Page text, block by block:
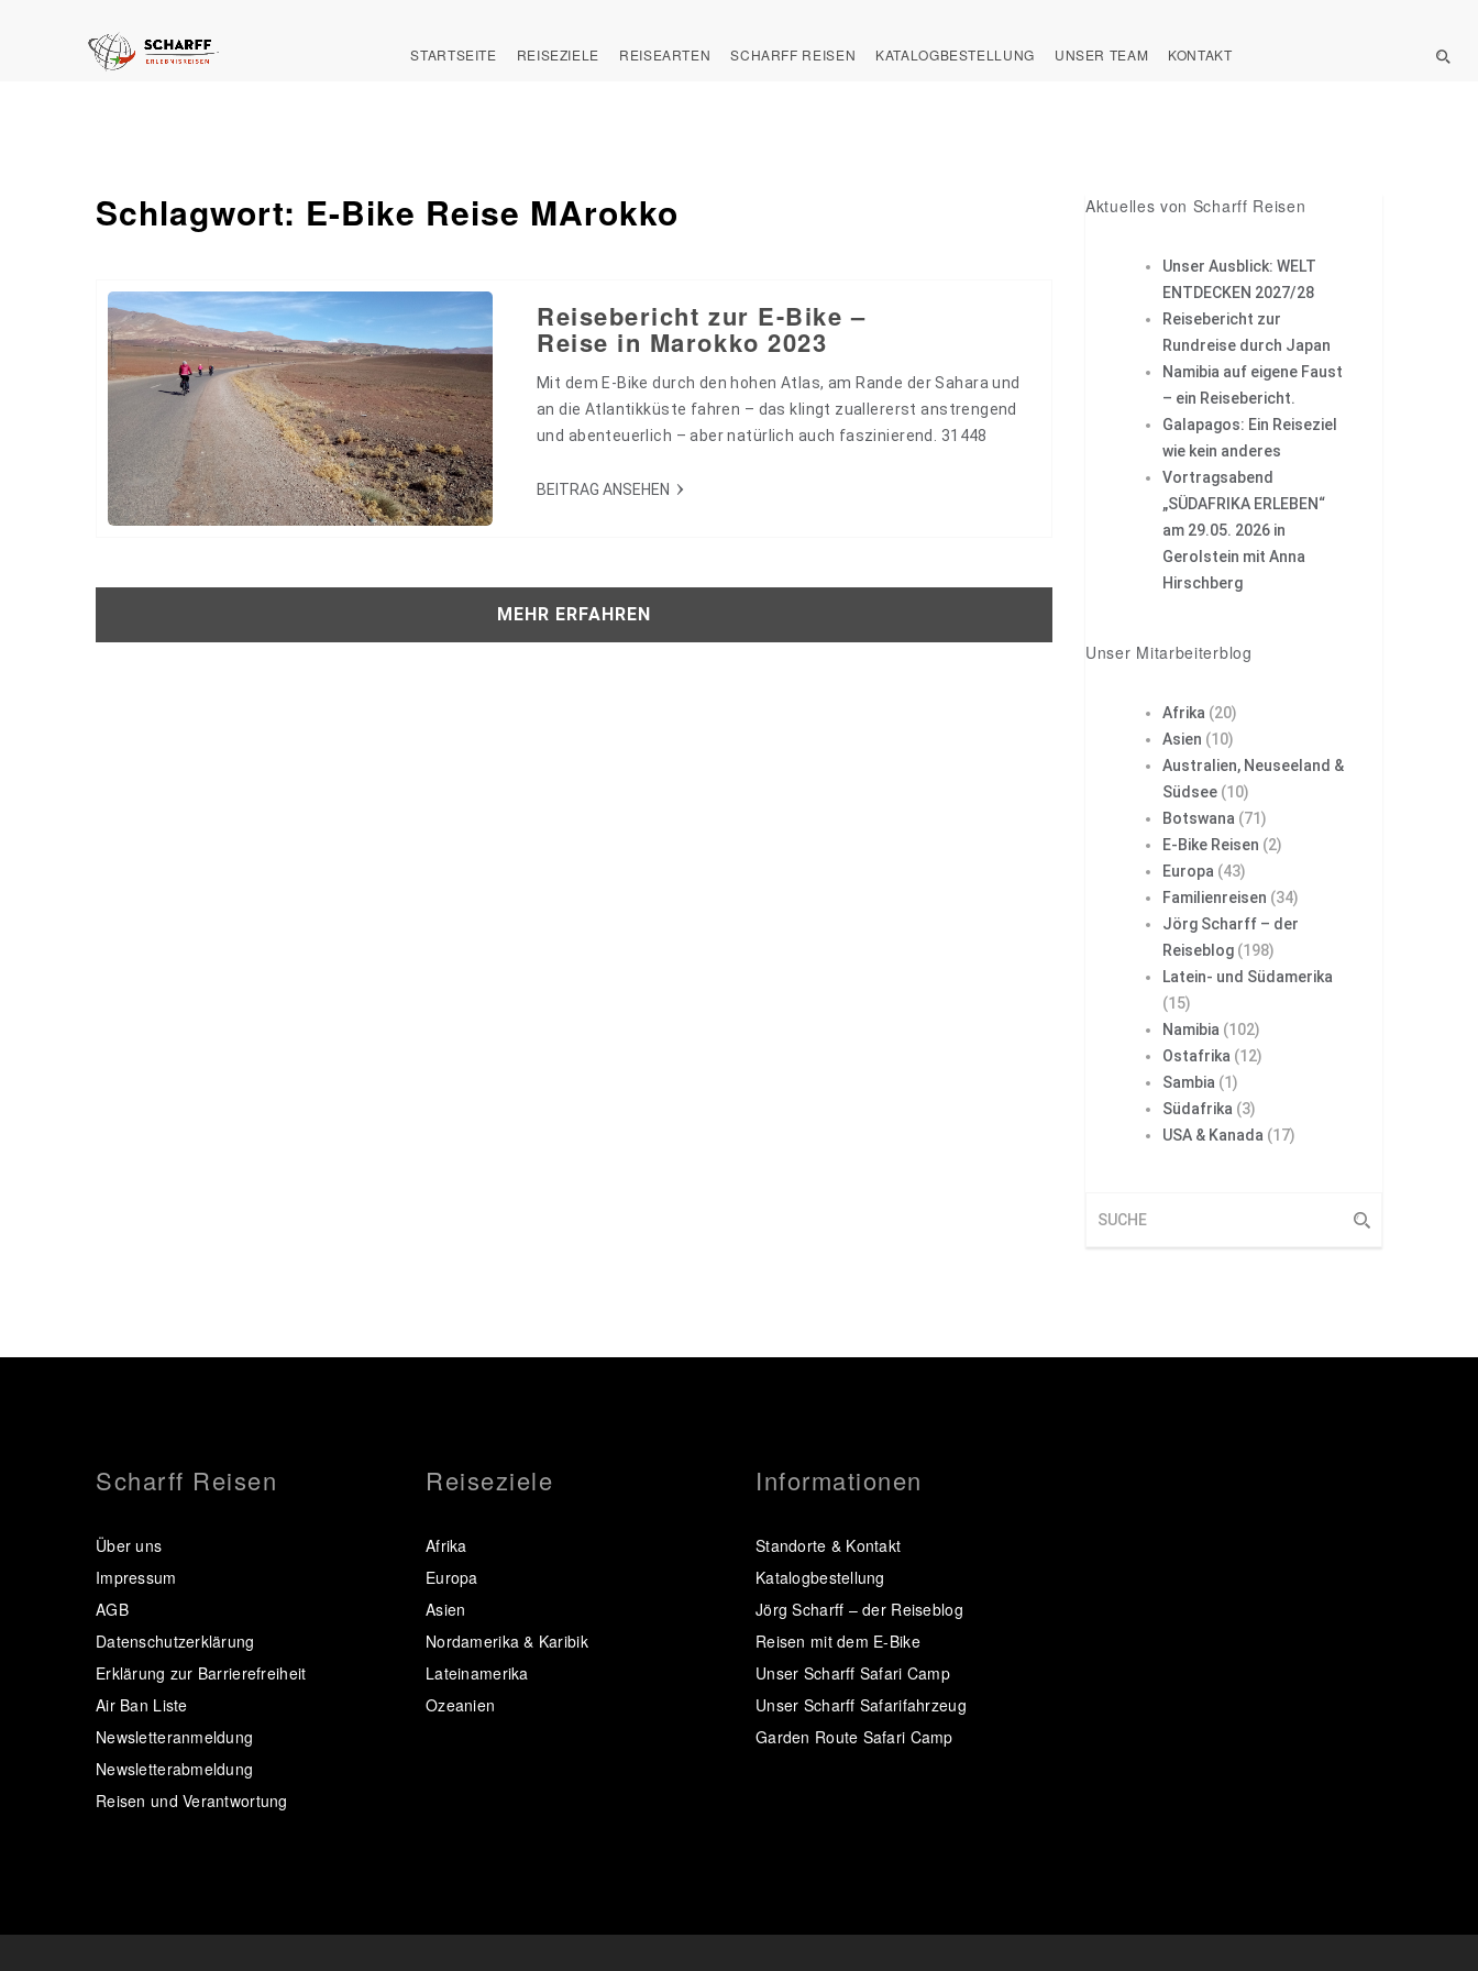
STARTSEITE REISEZIELE REISEARTEN SCHARFF REISEN KATALOGBESTELLUNG UNSER TEAM KONTAKT
Schlagwort: E-Bike Reise MArokko
Reisebericht zur E-Bike –
Reise in Marokko 2023
Mit dem E-Bike durch den hohen Atlas, am Rande der Sahara und
an die Atlantikküste fahren – das klingt zuallererst anstrengend
und abenteuerlich – aber natürlich auch faszinierend. 31448
BEITRAG ANSEHEN
MEHR ERFAHREN
Aktuelles von Scharff Reisen
Unser Ausblick: WELT
ENTDECKEN 2027/28
Reisebericht zur
Rundreise durch Japan
Namibia auf eigene Faust
– ein Reisebericht.
Galapagos: Ein Reiseziel
wie kein anderes
Vortragsabend
„SÜDAFRIKA ERLEBEN“
am 29.05. 2026 in
Gerolstein mit Anna
Hirschberg
Unser Mitarbeiterblog
Afrika (20)
Asien (10)
Australien, Neuseeland &
Südsee (10)
Botswana (71)
E-Bike Reisen (2)
Europa (43)
Familienreisen (34)
Jörg Scharff – der
Reiseblog (198)
Latein- und Südamerika
(15)
Namibia (102)
Ostafrika (12)
Sambia (1)
Südafrika (3)
USA & Kanada (17)
Scharff Reisen
Über uns
Impressum
AGB
Datenschutzerklärung
Erklärung zur Barrierefreiheit
Air Ban Liste
Newsletteranmeldung
Newsletterabmeldung
Reisen und Verantwortung
Reiseziele
Afrika
Europa
Asien
Nordamerika & Karibik
Lateinamerika
Ozeanien
Informationen
Standorte & Kontakt
Katalogbestellung
Jörg Scharff – der Reiseblog
Reisen mit dem E-Bike
Unser Scharff Safari Camp
Unser Scharff Safarifahrzeug
Garden Route Safari Camp